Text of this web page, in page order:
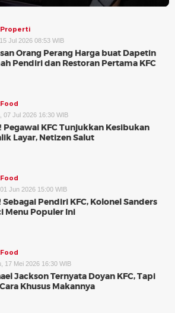
Jul 2026 08:53 WIB
Orang Perang Harga buat Dapetin
Pendiri dan Restoran Pertama KFC
07 Jul 2026 16:30 WIB
Pegawai KFC Tunjukkan Kesibukan
Layar, Netizen Salut
Jun 2026 15:00 WIB
Sebagai Pendiri KFC, Kolonel Sanders
Menu Populer Ini
17 Mei 2026 16:30 WIB
Jackson Ternyata Doyan KFC, Tapi
Khusus Makannya